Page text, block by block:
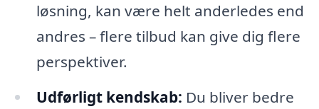
løsning, kan være helt anderledes end
andres – flere tilbud kan give dig flere
perspektiver.
Udførligt kendskab: Du bliver bedre